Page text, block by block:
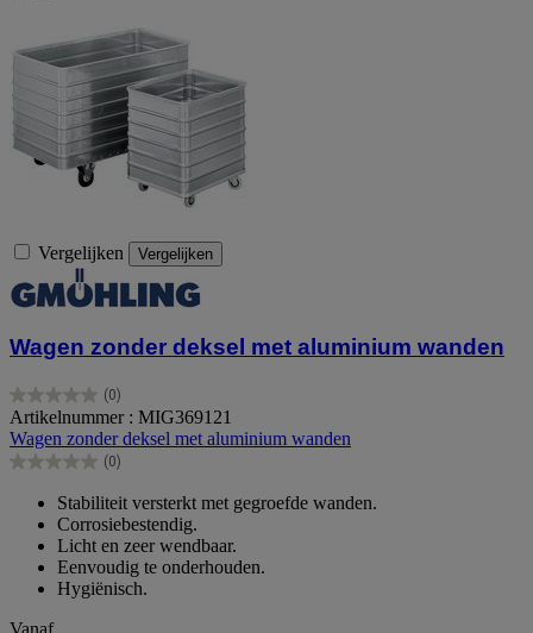
Vergelijken Vergelijken
Wagen zonder deksel met aluminium wanden
(0)
0.0
van
de
5
Artikelnummer : MIG369121
Wagen zonder deksel met aluminium wanden
(0)
0.0
sterren.
Stabiliteit versterkt met gegroefde wanden.
Corrosiebestendig.
Licht en zeer wendbaar.
Eenvoudig te onderhouden.
Hygiënisch.